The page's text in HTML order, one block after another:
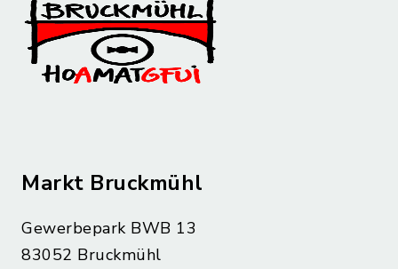
Markt Bruckmühl
Gewerbepark BWB 13
83052 Bruckmühl